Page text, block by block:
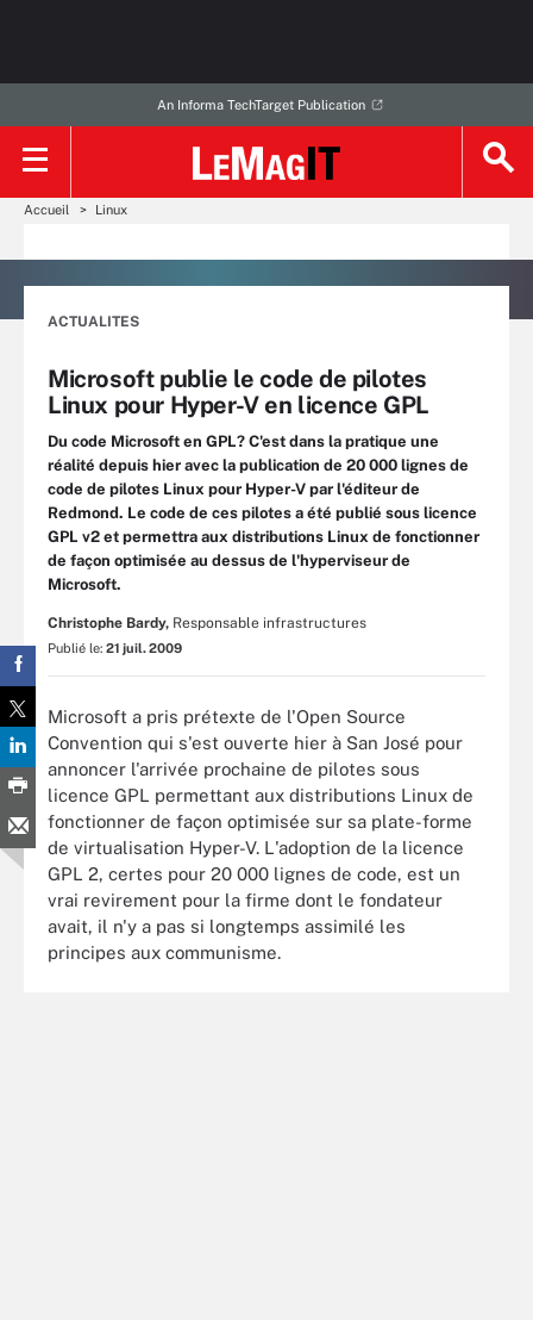
An Informa TechTarget Publication
Accueil Linux
ACTUALITES
Microsoft publie le code de pilotes
Linux pour Hyper-V en licence GPL
Du code Microsoft en GPL? C'est dans la pratique une
réalité depuis hier avec la publication de 20 000 lignes de
code de pilotes Linux pour Hyper-V par l'éditeur de
Redmond. Le code de ces pilotes a été publié sous licence
GPL v2 et permettra aux distributions Linux de fonctionner
de façon optimisée au dessus de l'hyperviseur de
Microsoft.
Christophe Bardy, Responsable infrastructures
Publié le: 21 juil. 2009
Microsoft a pris prétexte de l'Open Source
Convention qui s'est ouverte hier à San José pour
annoncer l'arrivée prochaine de pilotes sous
licence GPL permettant aux distributions Linux de
fonctionner de façon optimisée sur sa plate-forme
de virtualisation Hyper-V. L'adoption de la licence
GPL 2, certes pour 20 000 lignes de code, est un
vrai revirement pour la firme dont le fondateur
avait, il n'y a pas si longtemps assimilé les
principes aux communisme.